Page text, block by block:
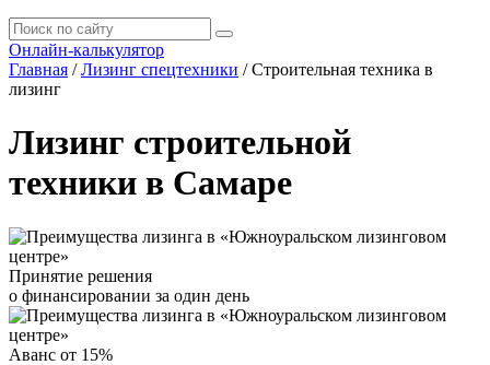
Онлайн-калькулятор
Главная / Лизинг спецтехники / Строительная техника в
лизинг
Лизинг строительной
техники в Самаре
Принятие решения
о финансировании за один день
Аванс от 15%